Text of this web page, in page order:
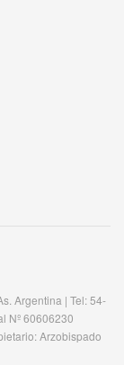
Argentina | Tel: 54-
Nº 60606230
Arzobispado